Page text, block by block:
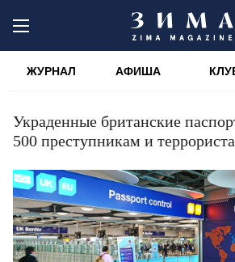
ЖУРНАЛ АФИША
Украденные британские
500 преступникам и